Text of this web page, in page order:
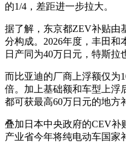
的1/4，差距进一步拉大。
据了解，东京都ZEV补贴由
分构成。2026年度，丰田和
日产同为40万日元，特斯拉
而比亚迪的厂商上浮额仅为
倍。加上基础额和车型上浮
都可获最高60万日元的地方
叠加日本中央政府的CEV补
产业省今年将纯电动车国家